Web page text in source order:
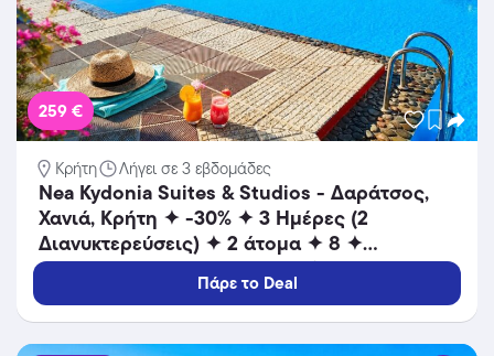
259 €
Κρήτη Λήγει σε 3 εβδομάδες
Nea Kydonia Suites & Studios - Δαράτσος,
Χανιά, Κρήτη ✦ -30% ✦ 3 Ημέρες (2
Διανυκτερεύσεις) ✦ 2 άτομα ✦ 8 ✦
16/09/2026 έως 30/10/2026 ✦ Επιπλέον 1
Διανυκτέρευση ΔΩΡΟ και ΕΠΙΠΛΕΟΝ έως
10% σε yellows!
Πάρε το Deal